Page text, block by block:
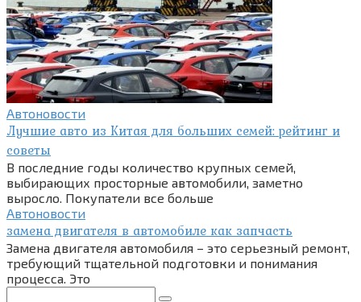
Автоновости
Лучшие авто из Китая для больших семей: рейтинг и
советы
В последние годы количество крупных семей,
выбирающих просторные автомобили, заметно
выросло. Покупатели все больше
Автоновости
замена двигателя в автомобиле как запчасть
Замена двигателя автомобиля – это серьезный ремонт,
требующий тщательной подготовки и понимания
процесса. Это